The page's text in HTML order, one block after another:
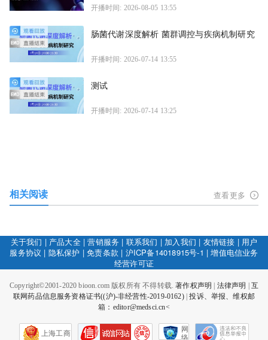
开播时间: 2026-08-05 13:55
肠菌代谢深度解析 菌群调控与疾病机制研究
开播时间: 2026-07-14 13:55
测试
开播时间: 2026-07-14 13:25
相关阅读 查看更多
关于我们 | 产品大全|营销服务 | 联系我们 | 加入我们 | 友情链接 | 用户
服务协议 | 隐私保护 |免责条款 | 沪ICP备14018915号-1 |增值电信业务
经营许可证
Copyright©2001-2020 bioon.com 版权所有 不得转载.著作权声明 | 法律声明 | 互
联网药品信息服务资格证书((沪)-非经营性-2019-0162)|投诉、举报、维权邮
箱：editor@medsci.cn<
上海工商
网
络